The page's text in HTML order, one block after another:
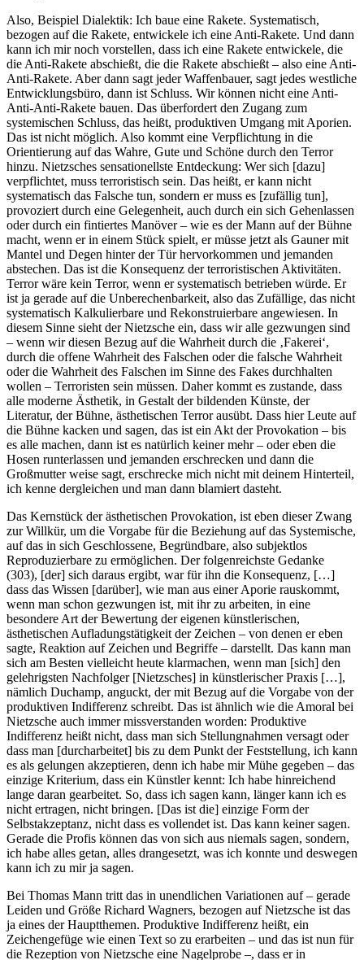
Also, Beispiel Dialektik: Ich baue eine Rakete. Systematisch,
bezogen auf die Rakete, entwickele ich eine Anti-Rakete. Und dann
kann ich mir noch vorstellen, dass ich eine Rakete entwickele, die
die Anti-Rakete abschießt, die die Rakete abschießt – also eine Anti-
Anti-Rakete. Aber dann sagt jeder Waffenbauer, sagt jedes westliche
Entwicklungsbüro, dann ist Schluss. Wir können nicht eine Anti-
Anti-Anti-Rakete bauen. Das überfordert den Zugang zum
systemischen Schluss, das heißt, produktiven Umgang mit Aporien.
Das ist nicht möglich. Also kommt eine Verpflichtung in die
Orientierung auf das Wahre, Gute und Schöne durch den Terror
hinzu. Nietzsches sensationellste Entdeckung: Wer sich [dazu]
verpflichtet, muss terroristisch sein. Das heißt, er kann nicht
systematisch das Falsche tun, sondern er muss es [zufällig tun],
provoziert durch eine Gelegenheit, auch durch ein sich Gehenlassen
oder durch ein fintiertes Manöver – wie es der Mann auf der Bühne
macht, wenn er in einem Stück spielt, er müsse jetzt als Gauner mit
Mantel und Degen hinter der Tür hervorkommen und jemanden
abstechen. Das ist die Konsequenz der terroristischen Aktivitäten.
Terror wäre kein Terror, wenn er systematisch betrieben würde. Er
ist ja gerade auf die Unberechenbarkeit, also das Zufällige, das nicht
systematisch Kalkulierbare und Rekonstruierbare angewiesen. In
diesem Sinne sieht der Nietzsche ein, dass wir alle gezwungen sind
– wenn wir diesen Bezug auf die Wahrheit durch die ‚Fakerei‘,
durch die offene Wahrheit des Falschen oder die falsche Wahrheit
oder die Wahrheit des Falschen im Sinne des Fakes durchhalten
wollen – Terroristen sein müssen. Daher kommt es zustande, dass
alle moderne Ästhetik, in Gestalt der bildenden Künste, der
Literatur, der Bühne, ästhetischen Terror ausübt. Dass hier Leute auf
die Bühne kacken und sagen, das ist ein Akt der Provokation – bis
es alle machen, dann ist es natürlich keiner mehr – oder eben die
Hosen runterlassen und jemanden erschrecken und dann die
Großmutter weise sagt, erschrecke mich nicht mit deinem Hinterteil,
ich kenne dergleichen und man dann blamiert dasteht.
Das Kernstück der ästhetischen Provokation, ist eben dieser Zwang
zur Willkür, um die Vorgabe für die Beziehung auf das Systemische,
auf das in sich Geschlossene, Begründbare, also subjektlos
Reproduzierbare zu ermöglichen. Der folgenreichste Gedanke
(303), [der] sich daraus ergibt, war für ihn die Konsequenz, […]
dass das Wissen [darüber], wie man aus einer Aporie rauskommt,
wenn man schon gezwungen ist, mit ihr zu arbeiten, in eine
besondere Art der Bewertung der eigenen künstlerischen,
ästhetischen Aufladungstätigkeit der Zeichen – von denen er eben
sagte, Reaktion auf Zeichen und Begriffe – darstellt. Das kann man
sich am Besten vielleicht heute klarmachen, wenn man [sich] den
gelehrigsten Nachfolger [Nietzsches] in künstlerischer Praxis […],
nämlich Duchamp, anguckt, der mit Bezug auf die Vorgabe von der
produktiven Indifferenz schreibt. Das ist ähnlich wie die Amoral bei
Nietzsche auch immer missverstanden worden: Produktive
Indifferenz heißt nicht, dass man sich Stellungnahmen versagt oder
dass man [durcharbeitet] bis zu dem Punkt der Feststellung, ich kann
es als gelungen akzeptieren, denn ich habe mir Mühe gegeben – das
einzige Kriterium, dass ein Künstler kennt: Ich habe hinreichend
lange daran gearbeitet. So, dass ich sagen kann, länger kann ich es
nicht ertragen, nicht bringen. [Das ist die] einzige Form der
Selbstakzeptanz, nicht dass es vollendet ist. Das kann keiner sagen.
Gerade die Profis können das von sich aus niemals sagen, sondern,
ich habe alles getan, alles drangesetzt, was ich konnte und deswegen
kann ich zu mir ja sagen.
Bei Thomas Mann tritt das in unendlichen Variationen auf – gerade
Leiden und Größe Richard Wagners, bezogen auf Nietzsche ist das
ja eines der Hauptthemen. Produktive Indifferenz heißt, ein
Zeichengefüge wie einen Text so zu erarbeiten – und das ist nun für
die Rezeption von Nietzsche eine Nagelprobe –, dass er in